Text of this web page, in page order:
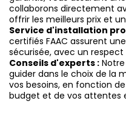
collaborons directement
offrir les meilleurs prix et
Service d'installation
certifiés FAAC assurent
sécurisée, avec un
Conseils d'experts :
guider dans le choix de la
vos besoins, en fonction
budget et de vos attentes